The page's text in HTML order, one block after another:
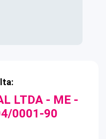
LTDA - ME -
0001-90